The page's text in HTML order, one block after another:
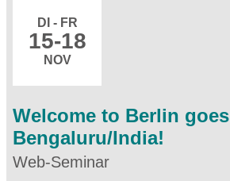
DI - FR
15-18
NOV
Welcome to Berlin goes
Bengaluru/India!
Web-Seminar